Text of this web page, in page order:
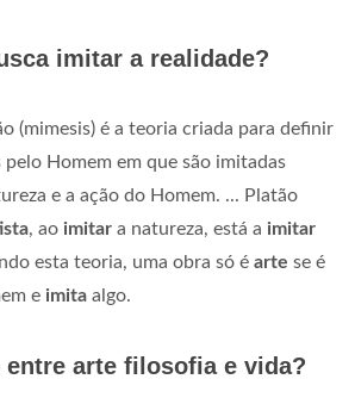
imitar a realidade?
(mimesis) é a teoria criada para definir
Homem em que são imitadas
e a ação do Homem. ... Platão
, ao imitar a natureza, está a imitar
esta teoria, uma obra só é arte se é
e imita algo.
entre arte filosofia e vida?